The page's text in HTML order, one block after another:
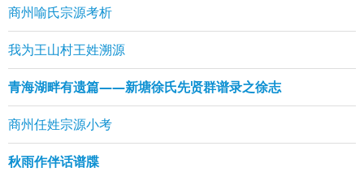
商州喻氏宗源考析
我为王山村王姓溯源
青海湖畔有遗篇——新塘徐氏先贤群谱录之徐志
商州任姓宗源小考
秋雨作伴话谱牒